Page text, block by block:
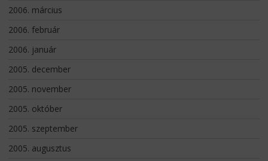
2006. március
2006. február
2006. január
2005. december
2005. november
2005. október
2005. szeptember
2005. augusztus